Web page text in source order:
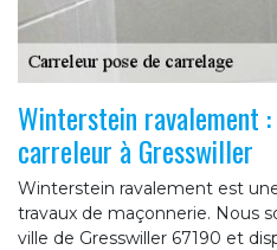
Winterstein ravalement
carreleur à Gresswiller
Winterstein ravalement est
travaux de maçonnerie. Nous
ville de Gresswiller 67190 et